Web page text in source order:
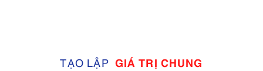
TẠO LẬP GIÁ TRỊ CHUNG